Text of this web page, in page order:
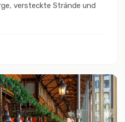
versteckte Strände und